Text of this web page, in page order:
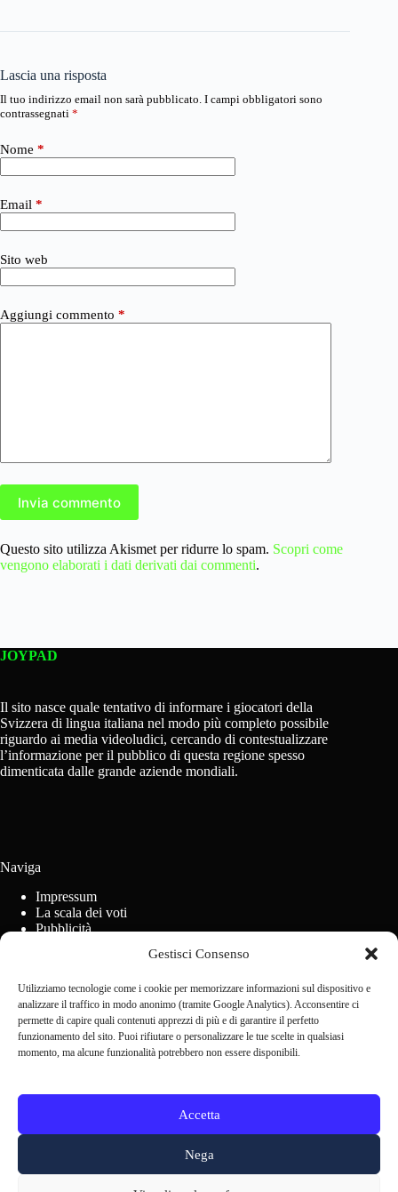
Gestisci Consenso
Utilizziamo tecnologie come i cookie per memorizzare informazioni sul dispositivo e
analizzare il traffico in modo anonimo (tramite Google Analytics). Acconsentire ci
permette di capire quali contenuti apprezzi di più e di garantire il perfetto
funzionamento del sito. Puoi rifiutare o personalizzare le tue scelte in qualsiasi
momento, ma alcune funzionalità potrebbero non essere disponibili.
Accetta
Nega
Lascia una risposta
Il tuo indirizzo email non sarà pubblicato. I campi obbligatori sono
contrassegnati *
Nome *
Email *
Sito web
Aggiungi commento *
Invia commento
Questo sito utilizza Akismet per ridurre lo spam. Scopri come
vengono elaborati i dati derivati dai commenti.
JOYPAD
Il sito nasce quale tentativo di informare i giocatori della
Svizzera di lingua italiana nel modo più completo possibile
riguardo ai media videoludici, cercando di contestualizzare
l’informazione per il pubblico di questa regione spesso
dimenticata dalle grande aziende mondiali.
Naviga
Impressum
La scala dei voti
Pubblicità
Contact us
Scrivi alla redazione